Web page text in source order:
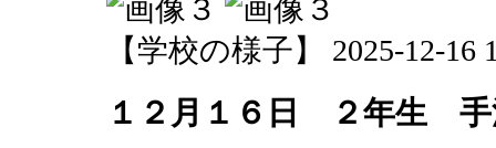
【学校の様子】 2025-12-16
１２月１６日 ２年生 手